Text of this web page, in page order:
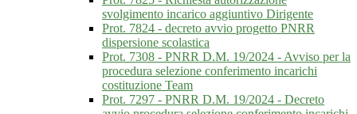
svolgimento incarico aggiuntivo Dirigente
Prot. 7824 - decreto avvio progetto PNRR
dispersione scolastica
Prot. 7308 - PNRR D.M. 19/2024 - Avviso per la
procedura selezione conferimento incarichi
costituzione Team
Prot. 7297 - PNRR D.M. 19/2024 - Decreto